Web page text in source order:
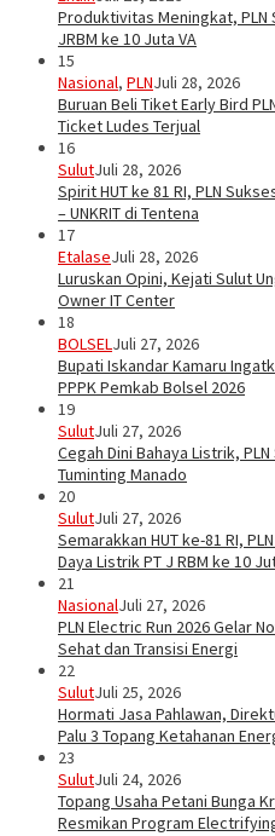
Produktivitas Meningkat, PLN
JRBM ke 10 Juta VA
15
Nasional, PLNJuli 28, 2026
Buruan Beli Tiket Early Bird
Ticket Ludes Terjual
16
SulutJuli 28, 2026
Spirit HUT ke 81 RI, PLN
– UNKRIT di Tentena
17
EtalaseJuli 28, 2026
Luruskan Opini, Kejati Sulut
Owner IT Center
18
BOLSELJuli 27, 2026
Bupati Iskandar Kamaru
PPPK Pemkab Bolsel 2026
19
SulutJuli 27, 2026
Cegah Dini Bahaya Listrik,
Tuminting Manado
20
SulutJuli 27, 2026
Semarakkan HUT ke-81 RI,
Daya Listrik PT J RBM ke 10
21
NasionalJuli 27, 2026
PLN Electric Run 2026 Gelar
Sehat dan Transisi Energi
22
SulutJuli 25, 2026
Hormati Jasa Pahlawan,
Palu 3 Topang Ketahanan
23
SulutJuli 24, 2026
Topang Usaha Petani Bunga
Resmikan Program